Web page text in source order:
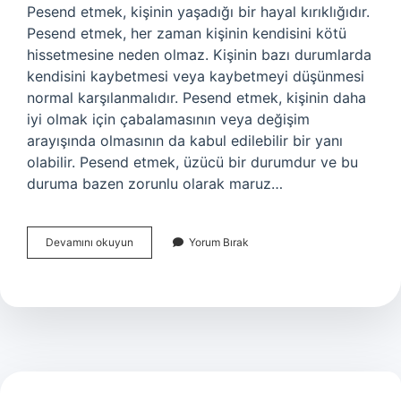
Pesend etmek, kişinin yaşadığı bir hayal kırıklığıdır.
Pesend etmek, her zaman kişinin kendisini kötü
hissetmesine neden olmaz. Kişinin bazı durumlarda
kendisini kaybetmesi veya kaybetmeyi düşünmesi
normal karşılanmalıdır. Pesend etmek, kişinin daha
iyi olmak için çabalamasının veya değişim
arayışında olmasının da kabul edilebilir bir yanı
olabilir. Pesend etmek, üzücü bir durumdur ve bu
duruma bazen zorunlu olarak maruz…
Devamını okuyun
etmek
Yorum Bırak